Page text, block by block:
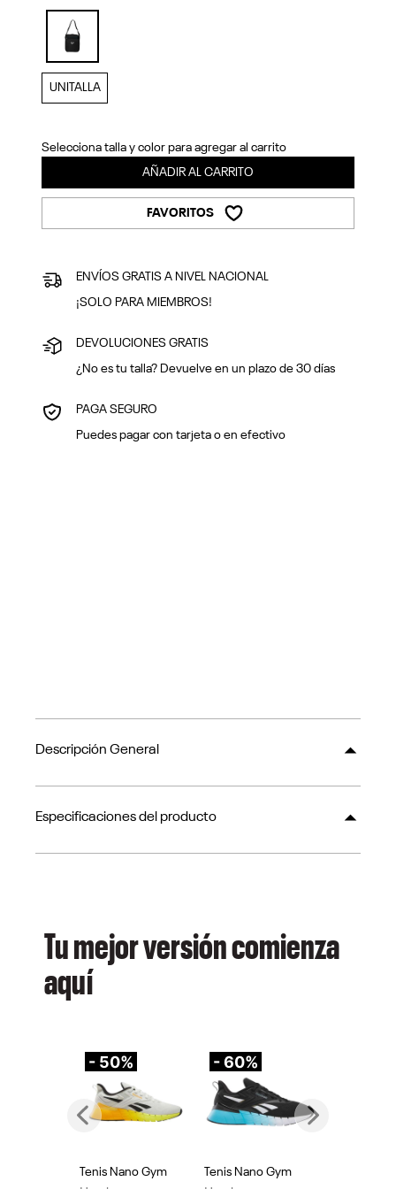
Previous
selected
UNITALLA
Selecciona talla y color para agregar al carrito
AÑADIR AL CARRITO
FAVORITOS
ENVÍOS GRATIS A NIVEL NACIONAL
¡SOLO PARA MIEMBROS!
DEVOLUCIONES GRATIS
¿No es tu talla? Devuelve en un plazo de 30 días
PAGA SEGURO
Puedes pagar con tarjeta o en efectivo
Descripción General
Especificaciones del producto
Tu mejor versión comienza
aquí
- 50%
Tenis Nano Gym
- 60%
Tenis Nano Gym
Previous